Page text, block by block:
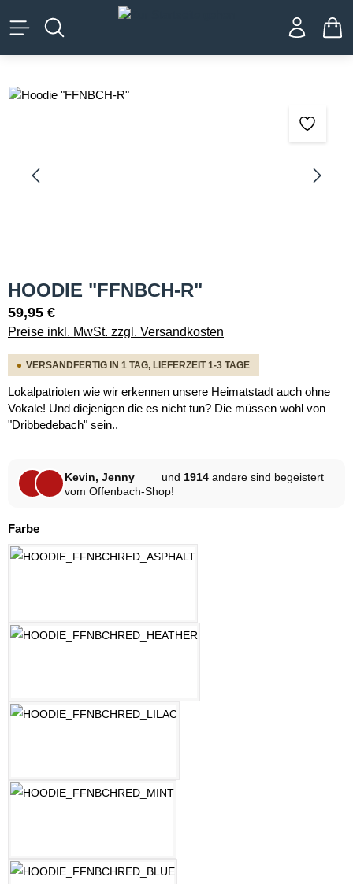
springen
Bildergalerie überspringen
HOODIE "FFNBCH-R"
59,95 €
Preise inkl. MwSt. zzgl. Versandkosten
VERSANDFERTIG IN 1 TAG, LIEFERZEIT 1-3 TAGE
Lokalpatrioten wie wir erkennen unsere Heimatstadt auch ohne
Vokale! Und diejenigen die es nicht tun? Die müssen wohl von
"Dribbedebach" sein..
Kevin, Jenny und 1914 andere sind begeistert
vom Offenbach-Shop!
Farbeauswählen